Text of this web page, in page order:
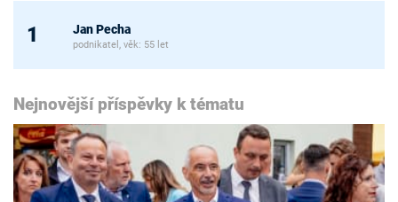
1 Jan Pecha
podnikatel, věk: 55 let
Nejnovější příspěvky k tématu